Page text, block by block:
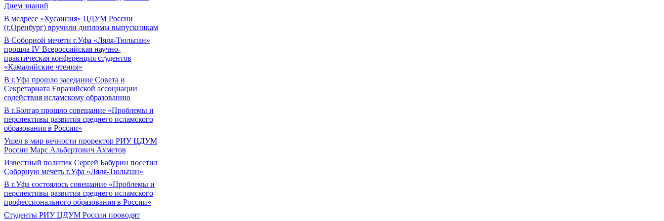
Днем знаний
В медресе «Хусаиния» ЦДУМ России
(г.Оренбург) вручили дипломы выпускникам
В Соборной мечети г.Уфа «Ляля-Тюльпан»
прошла IV Всероссийская научно-
практическая конференция студентов
«Камалийские чтения»
В г.Уфа прошло заседание Совета и
Секретариата Евразийской ассоциации
содействия исламскому образованию
В г.Болгар прошло совещание «Проблемы и
перспективы развития среднего исламского
образования в России»
Ушел в мир вечности проректор РИУ ЦДУМ
России Марс Альбертович Ахметов
Известный политик Сергей Бабурин посетил
Соборную мечеть г.Уфа «Ляля-Тюльпан»
В г.Уфа состоялось совещание «Проблемы и
перспективы развития среднего исламского
профессионального образования в России»
Студенты РИУ ЦДУМ России проводят